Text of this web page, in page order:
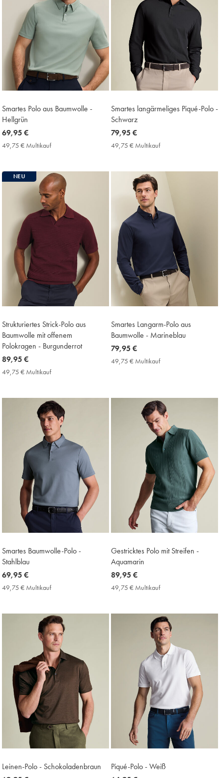
Smartes Polo aus Baumwolle -
Hellgrün
now
69,95
69,95 €
49,75 € Multikauf49,75
Price
Smartes langärmeliges Piqué-Polo -
Schwarz
now
79,95
79,95 €
49,75 € Multikauf49,75
Price
NEU
Strukturiertes Strick-Polo aus
Baumwolle mit offenem
Polokragen - Burgunderrot
now
89,95
89,95 €
49,75 € Multikauf49,75
Price
Smartes Langarm-Polo aus
Baumwolle - Marineblau
now
79,95
79,95 €
49,75 € Multikauf49,75
Smartes Baumwolle-Polo -
Stahlblau
now
69,95
69,95 €
49,75 € Multikauf49,75
Price
Gestricktes Polo mit Streifen -
Aquamarin
now
89,95
89,95 €
49,75 € Multikauf49,75
Price
Leinen-Polo - Schokoladenbraun
Piqué-Polo - Weiß